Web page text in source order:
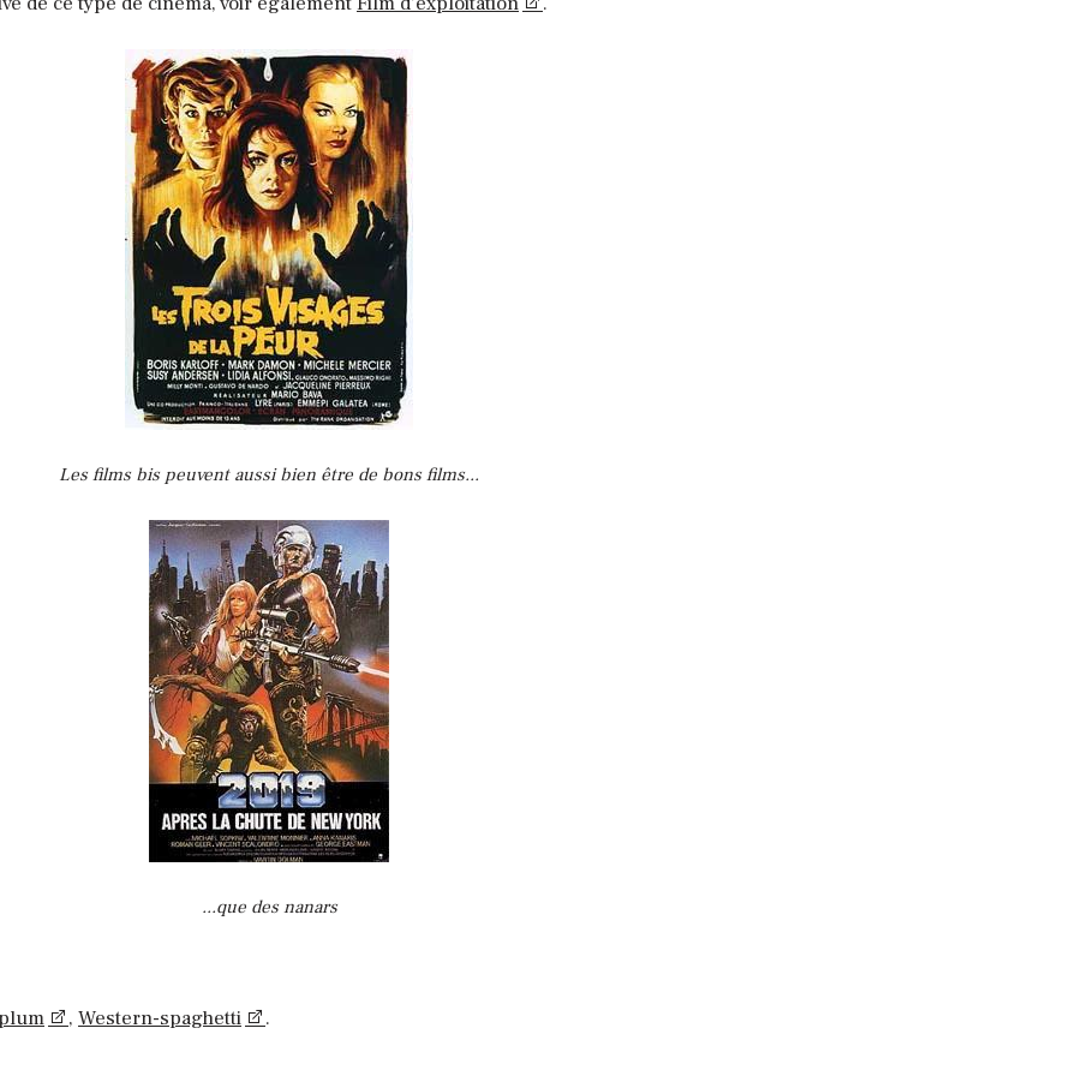
Les films bis peuvent aussi bien être de bons films...
...que des nanars
, Western-spaghetti .